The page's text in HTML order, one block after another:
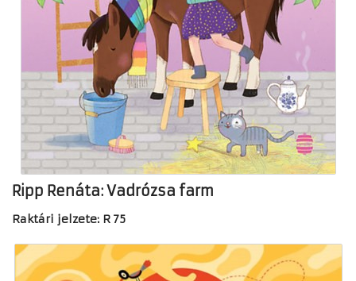
Ripp Renáta: Vadrózsa farm
Raktári jelzete: R 75